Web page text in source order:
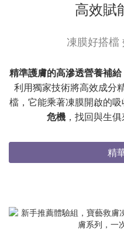
高效賦
凍膜好搭檔
精準護膚的高滲透營養補給
利用獨家技術將高效成分
檔，它能乘著凍膜開啟的吸
危機 ，找回與生
精